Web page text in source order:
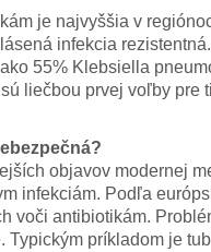
je najvyššia v
infekcia
55% Klebsiella
liečbou prvej voľby pre
objavov modernej
infekciám. Podľa
voči antibiotikám.
Typickým príkladom je